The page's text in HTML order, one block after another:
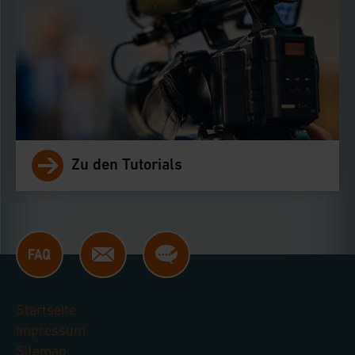
Einstellungen können dazu führen, dass die
Einstellungen nicht längerfristig gespeichert
werden und dieses Banner erneut angezeigt wird.
Datenschutzerklärung
Zu den Tutorials
Startseite
Impressum
Sitemap